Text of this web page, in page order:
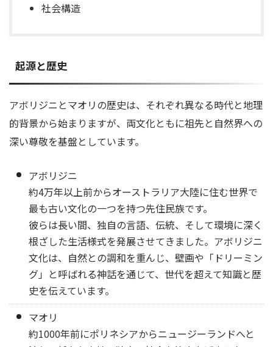
社会構造
起源と歴史
アボリジニとマオリの歴史は、それぞれ異なる時代と地理
的背景から始まりますが、両文化ともに祖先と自然界への
深い尊敬を基盤としています。
アボリジニ
約4万年以上前からオーストラリア大陸に住む世界で
最も古い文化の一つを持つ先住民族です。
彼らは長い間、独自の言語、伝統、そして環境に深く
根ざした生活様式を発展させてきました。アボリジニ
文化は、自然との調和を重んじ、壁画や「ドリーミン
グ」と呼ばれる神話を通じて、世代を超えて知識と歴
史を伝えています。
マオリ
約1000年前にポリネシアからニュージーランドへと